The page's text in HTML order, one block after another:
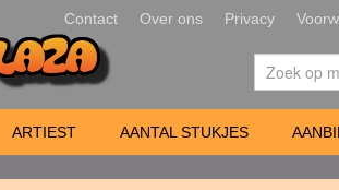
Contact Over ons Privacy
ARTIEST AANTAL STUKJES